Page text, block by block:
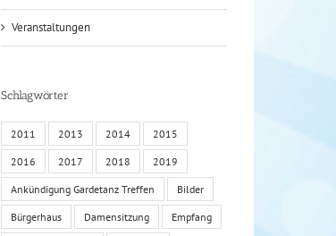
Veranstaltungen
Schlagwörter
2011 2013 2014 2015
2016 2017 2018 2019
Ankündigung Gardetanz Treffen Bilder
Bürgerhaus Damensitzung Empfang